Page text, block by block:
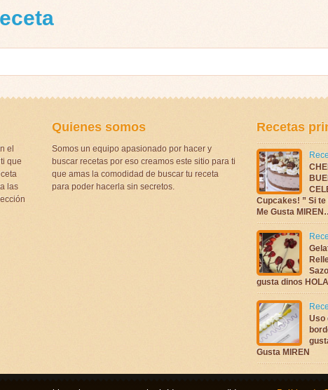
el
que
las
Quienes somos
Somos un equipo apasionado por hacer y
buscar recetas por eso creamos este sitio para ti
que amas la comodidad de buscar tu receta
para poder hacerla sin secretos.
Recetas
Cupcakes! ” Si
Me Gusta
gusta dinos
Uso
Gusta MIREN